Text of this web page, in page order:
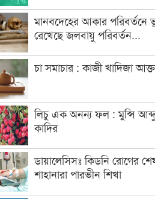
মানবদেহের আকার পরিবর্তনে
রেখেছে জলবায়ু পরিবর্তন...
চা সমাচার : কাজী খাদিজা
লিচু এক অনন্য ফল : মুন্সি
কাদির
ডায়ালেসিসঃ কিডনি রোগের
শাহানারা পারভীন শিখা